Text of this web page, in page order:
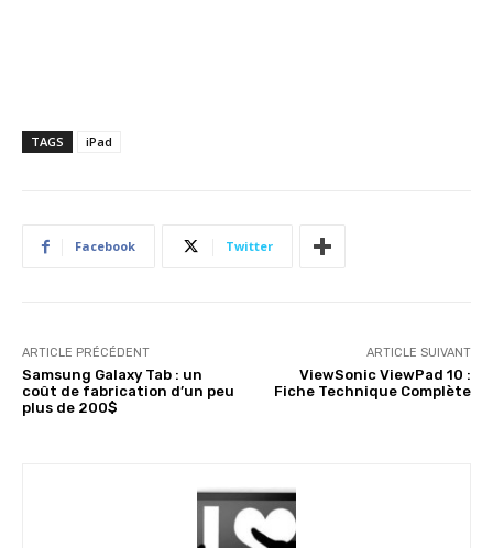
TAGS iPad
Facebook Twitter
ARTICLE PRÉCÉDENT
Samsung Galaxy Tab : un
coût de fabrication d’un peu
plus de 200$
ARTICLE SUIVANT
ViewSonic ViewPad 10 :
Fiche Technique Complète